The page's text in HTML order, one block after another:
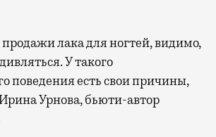
продажи лака для ногтей, видимо,
У такого
поведения есть свои причины,
Урнова, бьюти-автор